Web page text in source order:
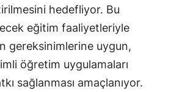
hedefliyor. Bu
eğitim faaliyetleriyle
gereksinimlerine uygun,
öğretim uygulamaları
sağlanması amaçlanıyor.